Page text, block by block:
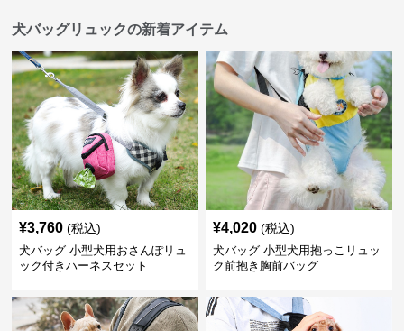
犬バッグリュックの新着アイテム
¥3,760 (税込)
犬バッグ 小型犬用おさんぽリュ
ック付きハーネスセット
¥4,020 (税込)
犬バッグ 小型犬用抱っこリュッ
ク前抱き胸前バッグ